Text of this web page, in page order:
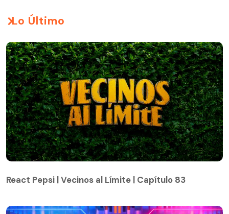
Lo Último
React Pepsi | Vecinos al Límite | Capítulo 83